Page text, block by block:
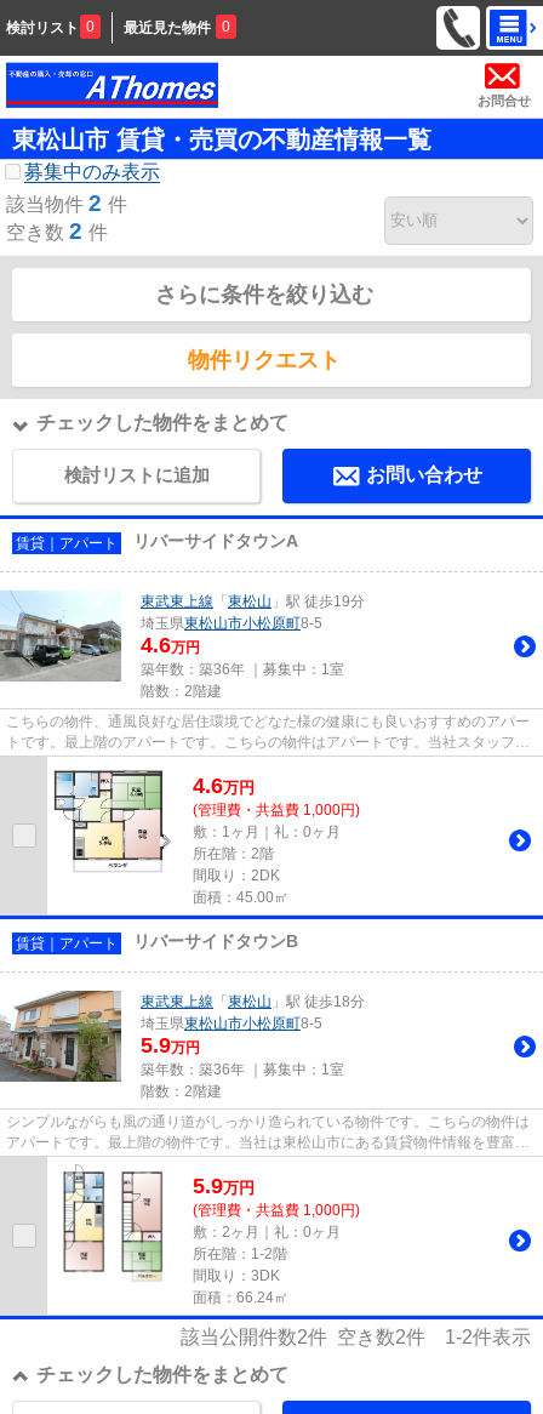
検討リスト 0 最近見た物件 0
お問合せ
東松山市 賃貸・売買の不動産情報一覧
募集中のみ表示
該当物件 2 件
空き数 2 件
さらに条件を絞り込む
物件リクエスト
チェックした物件をまとめて
検討リストに追加 お問い合わせ
賃貸｜アパート リバーサイドタウンA
東武東上線 「 東松山 」駅 徒歩19分
埼玉県東松山市小松原町8-5
4.6万円
築年数：築36年 ｜募集中： 1室
階数：2階建
こちらの物件、通風良好な居住環境でどなた様の健康にも良いおすすめのアパー
トです。最上階のアパートです。こちらの物件はアパートです。当社スタッフが
4.6万円
(管理費・共益費 1,000円)
敷：1ヶ月｜礼：0ヶ月
所在階：2階
間取り：2DK
面積：45.00㎡
賃貸｜アパート リバーサイドタウンB
東武東上線 「 東松山 」駅 徒歩18分
埼玉県東松山市小松原町8-5
5.9万円
築年数：築36年 ｜募集中： 1室
階数：2階建
シンプルながらも風の通り道がしっかり造られている物件です。こちらの物件は
アパートです。最上階の物件です。当社は東松山市にある賃貸物件情報を豊富に
取り扱っております。こだわ...
5.9万円
(管理費・共益費 1,000円)
敷：2ヶ月｜礼：0ヶ月
所在階：1-2階
間取り：3DK
面積：66.24㎡
該当公開件数2件 空き数2件 1-2件表示
チェックした物件をまとめて